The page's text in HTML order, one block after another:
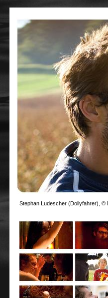
Stephan Ludescher (Dollyfahrer), ©